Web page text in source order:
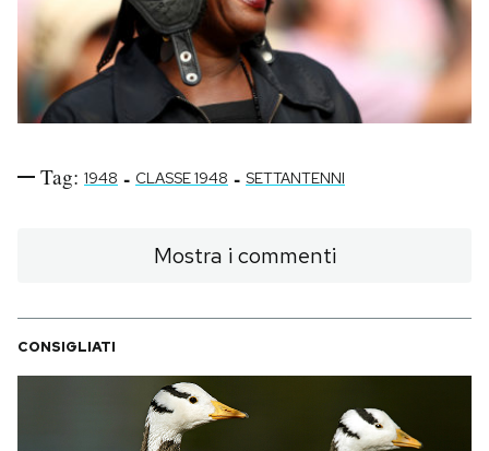
Tag: 1948 - CLASSE 1948 - SETTANTENNI
Mostra i commenti
CONSIGLIATI